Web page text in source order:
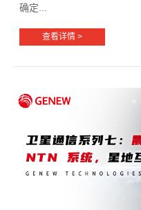
确定...
查看详情 >